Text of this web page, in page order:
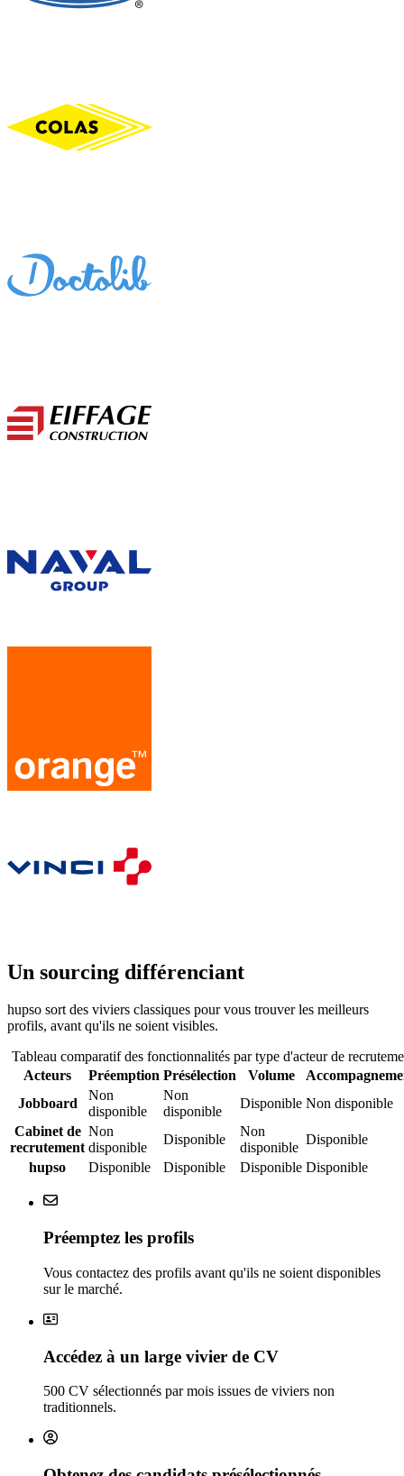
Un sourcing différenciant
hupso sort des viviers classiques pour vous trouver les meilleurs
profils, avant qu'ils ne soient visibles.
Tableau comparatif des fonctionnalités par type d'acteur de
Acteurs
Préemption Présélection Volume
Jobboard
Non
disponible
Non
disponible
Disponible Non disponible
Cabinet de
recrutement
Non
disponible
Disponible
Non
disponible
Disponible
hupso
Disponible Disponible Disponible Disponible
Préemptez les profils
Vous contactez des profils avant qu'ils ne soient disponibles
sur le marché.
Accédez à un large vivier de CV
500 CV sélectionnés par mois issues de viviers non
traditionnels.